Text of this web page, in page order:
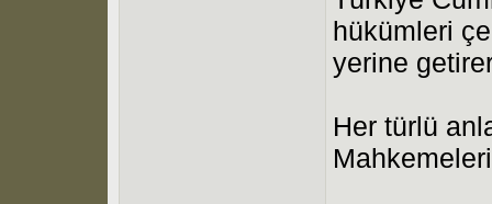
hükümleri
yerine
Her türlü